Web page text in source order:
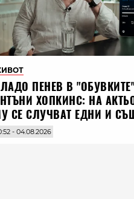
ПЕНЕВ В
ХОПКИНС: НА
СЕ СЛУЧВАТ ЕДНИ И
ПО ЦЕЛИЯ СВЯТ
- 04.08.2026